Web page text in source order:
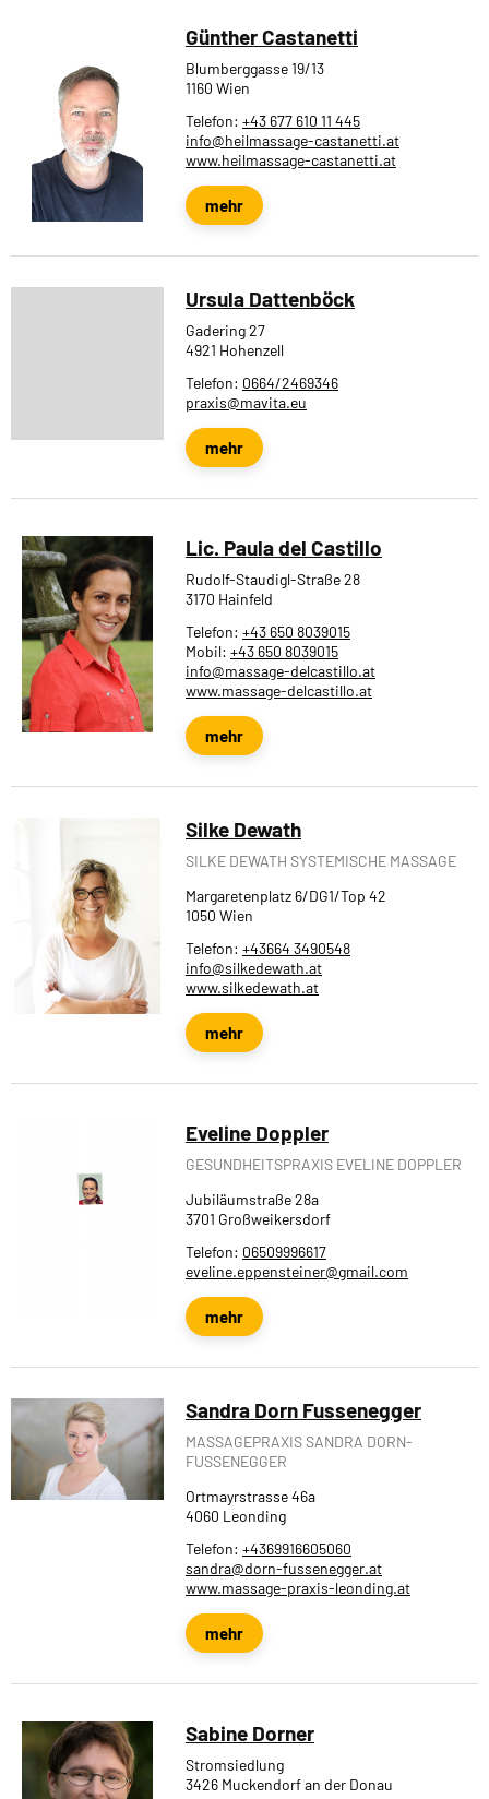
Günther Castanetti
Blumberggasse 19/13
1160 Wien
Telefon: +43 677 610 11 445
info@heilmassage-castanetti.at
www.heilmassage-castanetti.at
mehr
Ursula Dattenböck
Gadering 27
4921 Hohenzell
Telefon: 0664/2469346
praxis@mavita.eu
mehr
Lic. Paula del Castillo
Rudolf-Staudigl-Straße 28
3170 Hainfeld
Telefon: +43 650 8039015
Mobil: +43 650 8039015
info@massage-delcastillo.at
www.massage-delcastillo.at
mehr
Silke Dewath
SILKE DEWATH SYSTEMISCHE MASSAGE
Margaretenplatz 6/DG1/Top 42
1050 Wien
Telefon: +43664 3490548
info@silkedewath.at
www.silkedewath.at
mehr
Eveline Doppler
GESUNDHEITSPRAXIS EVELINE DOPPLER
Jubiläumstraße 28a
3701 Großweikersdorf
Telefon: 06509996617
eveline.eppensteiner@gmail.com
mehr
Sandra Dorn Fussenegger
MASSAGEPRAXIS SANDRA DORN-
FUSSENEGGER
Ortmayrstrasse 46a
4060 Leonding
Telefon: +4369916605060
sandra@dorn-fussenegger.at
www.massage-praxis-leonding.at
mehr
Sabine Dorner
Stromsiedlung
3426 Muckendorf an der Donau